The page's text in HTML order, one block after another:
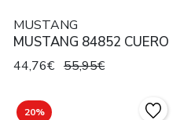
MUSTANG
MUSTANG 84852 CUERO
44,76€ 55,95€
20%